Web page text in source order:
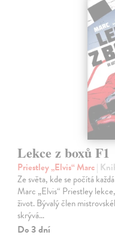
Lekce z boxů F1
Priestley „Elvis“ Marc|
Ze světa, kde se počítá
Marc „Elvis“ Priestley
život. Bývalý člen
skrývá…
Do 3 dní